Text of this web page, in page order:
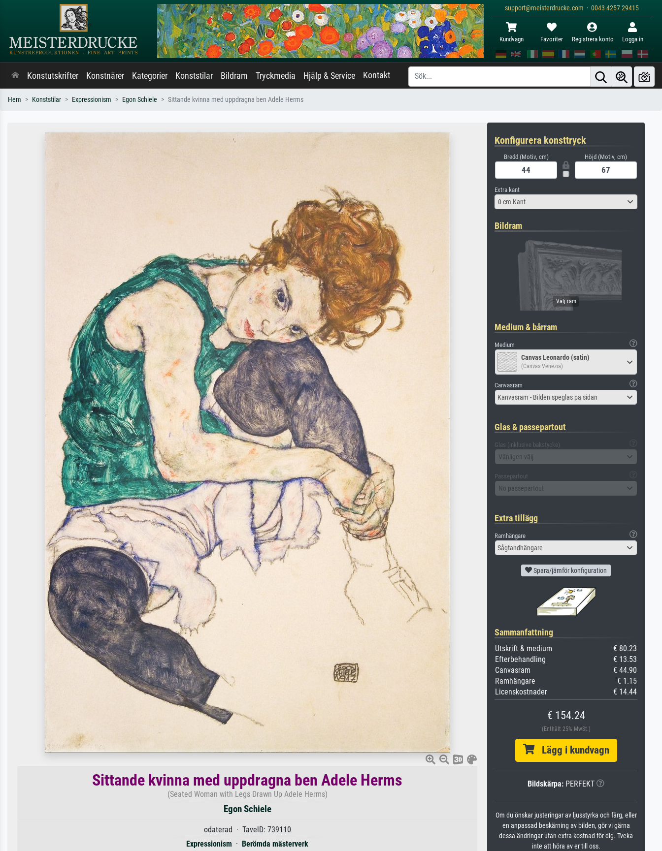
support@meisterdrucke.com · 0043 4257 29415
Kundvagn Favoriter Registrera konto Logga in
Konstutskrifter Konstnärer Kategorier Konststilar Bildram Tryckmedia Hjälp & Service Kontakt
Hem Konststilar Expressionism Egon Schiele Sittande kvinna med uppdragna ben Adele Herms
Sittande kvinna med uppdragna ben Adele Herms
(Seated Woman with Legs Drawn Up Adele Herms)
Egon Schiele
odaterad · TavelD: 739110
Expressionism · Berömda mästerverk
Konfigurera konsttryck
Bredd (Motiv, cm) Höjd (Motiv, cm)
Extra kant
0 cm Kant
Bildram
Medium & bårram
Medium
Canvas Leonardo (satin)
(Canvas Venezia)
Canvasram
Kanvasram - Bilden speglas på sidan
Glas & passepartout
Glas (inklusive bakstycke)
Vänligen välj
Passepartout
No passepartout
Extra tillägg
Ramhängare
Sågtandhängare
Spara/jämför konfiguration
Sammanfattning
Utskrift & medium
€ 80.23
Efterbehandling
€ 13.53
Canvasram
€ 44.90
Ramhängare
€ 1.15
Licenskostnader
€ 14.44
€ 154.24
(Enthält 25% MwSt.)
Lägg i kundvagn
Bildskärpa: PERFEKT
Om du önskar justeringar av ljusstyrka och färg, eller
en anpassad beskärning av bilden, gör vi gärna
dessa ändringar utan extra kostnad för dig. Tveka
inte att höra av er till oss.